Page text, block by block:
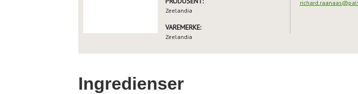
Zeelandia
VAREMERKE:
Zeelandia
Ingredienser